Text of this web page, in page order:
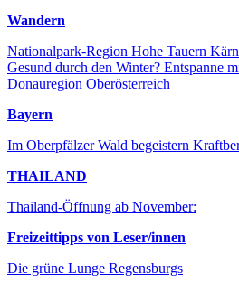
Wandern
Nationalpark-Region Hohe Tauern
Gesund durch den Winter? Entspanne
Donauregion Oberösterreich
Bayern
Im Oberpfälzer Wald begeistern
THAILAND
Thailand-Öffnung ab November:
Freizeittipps von Leser/innen
Die grüne Lunge Regensburgs